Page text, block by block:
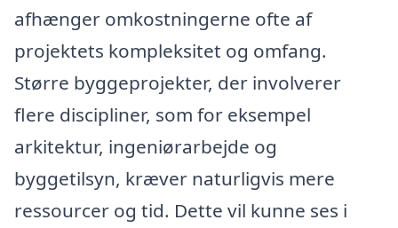
afhænger omkostningerne ofte af
projektets kompleksitet og omfang.
Større byggeprojekter, der involverer
flere discipliner, som for eksempel
arkitektur, ingeniørarbejde og
byggetilsyn, kræver naturligvis mere
ressourcer og tid. Dette vil kunne ses i